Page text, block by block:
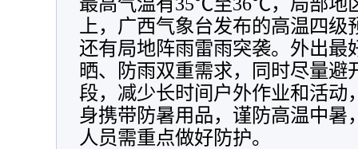
上，广西气象台发布的高温四
还有局地阵雨雷雨突袭。外出最
晒、防雨双重需求，同时尽量避
段，减少长时间户外作业和活动
身携带防暑用品，谨防高温中暑
人员需重点做好防护。